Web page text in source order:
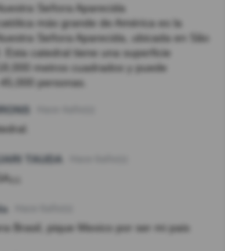
Señora Aparecida
más grande de América es la
Señora Aparecida, ubicada en São
Esta catedral tiene una superficie
metros cuadrados y puede
personas.
TAUDA
Brasil, pique Mexico por ser mi pais